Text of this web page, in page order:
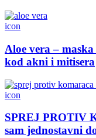
icon
Aloe vera –
kod akni i mitisera
icon
SPREJ PROTIV
sam jednostavni